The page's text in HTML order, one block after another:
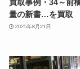
買取事例・34～前
量の新書…を買取
2025年8月21日